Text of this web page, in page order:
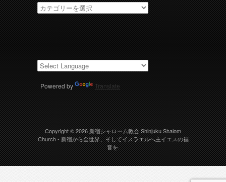
カ
テ
ゴ
リ
ー
Powered by Translate
Copyright © 2026新宿シャローム教会 Shinjuku Shalom
Church- 新宿から全世界、そしてイスラエルへ主イエスの福
音を.